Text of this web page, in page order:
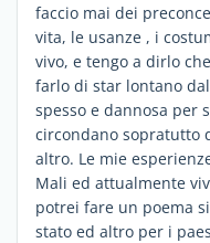
faccio mai dei
vita, le usanze , i
vivo, e tengo a dirlo
farlo di star lontano
spesso e dannosa per
circondano sopratutto
altro. Le mie
Mali ed attualmente
potrei fare un poema
stato ed altro per i